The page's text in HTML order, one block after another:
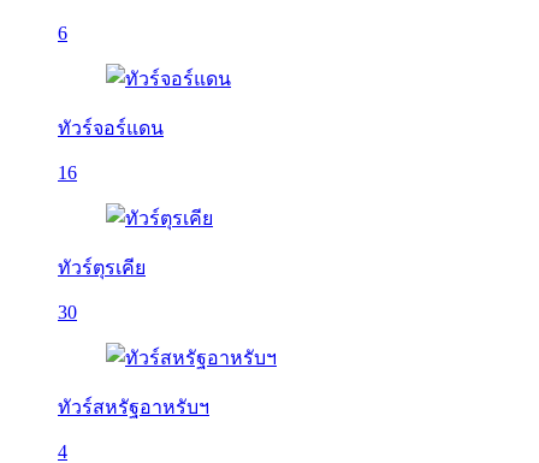
6
ทัวร์จอร์แดน
16
ทัวร์ตุรเคีย
30
ทัวร์สหรัฐอาหรับฯ
4